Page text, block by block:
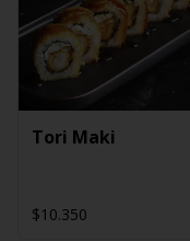
Tori Maki
$10.350